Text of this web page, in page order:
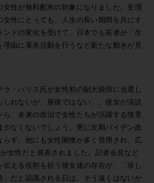
女性が無料配布の対象になりました。生理
女性にとっても、人生の長い期間を共にす
ンドの変化を受けて、日本でも若者が「生
理由に署名活動を行うなど新たな動きが見
ラ・ハリス氏が女性初の副大統領に当選し
しれないが、最後ではない」。彼女が演説
ら、未来の政治で女性たちが活躍する情景
少なくないでしょう。更に次期バイデン政
らず、他にも女性閣僚が多く登用され、広
女性だと発表されました。記者会見など
伝える役割を担う彼女達の存在が、「珍し
」だと認識される日は、そう遠くはないか